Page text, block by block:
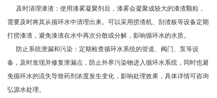
及时清理漆渣：使用漆雾凝聚剂后，漆雾会凝聚成较大的漆渣颗粒，
需要及时将其从循环水中清理出来。可以采用捞渣机、刮渣板等设备定期
打捞漆渣，避免漆渣在水中再次分散或分解，影响循环水的水质。
防止系统泄漏和污染：定期检查循环水系统的管道、阀门、泵等设
备，及时发现并修复泄漏点，防止外界污染物进入循环水系统，同时也避
免循环水的流失导致药剂浓度发生变化，影响处理效果，具体详情可咨询
弘源水处理。